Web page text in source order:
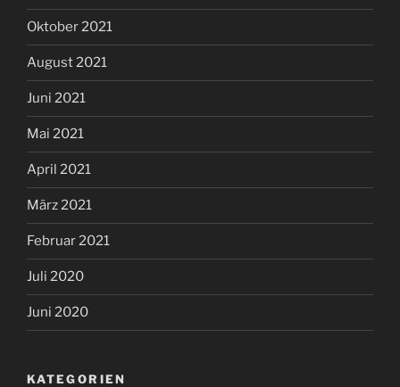
Oktober 2021
August 2021
Juni 2021
Mai 2021
April 2021
März 2021
Februar 2021
Juli 2020
Juni 2020
KATEGORIEN